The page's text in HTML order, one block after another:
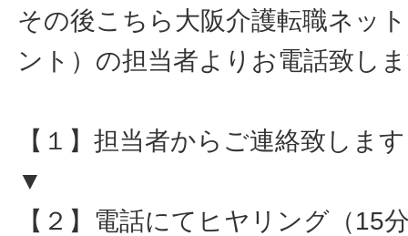
その後こちら大阪介護転職ネッ
ント）の担当者よりお電話致し
【１】担当者からご連絡致します
▼
【２】電話にてヒヤリング（15